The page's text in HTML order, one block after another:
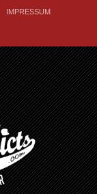
IMPRESSUM